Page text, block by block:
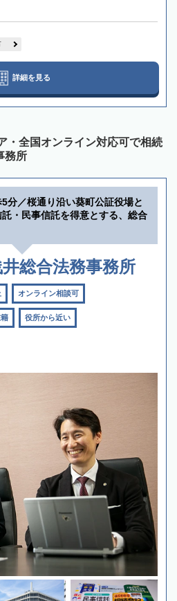
詳細を見る
・全国オンライン対応可で相続
務所
5分／桜通り沿い葵町公証役場と
・民事信託を得意とする、総合
総合法務事務所
オンライン相談可
役所から近い